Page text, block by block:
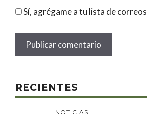
Sí, agrégame a tu lista de correos
RECIENTES
NOTICIAS